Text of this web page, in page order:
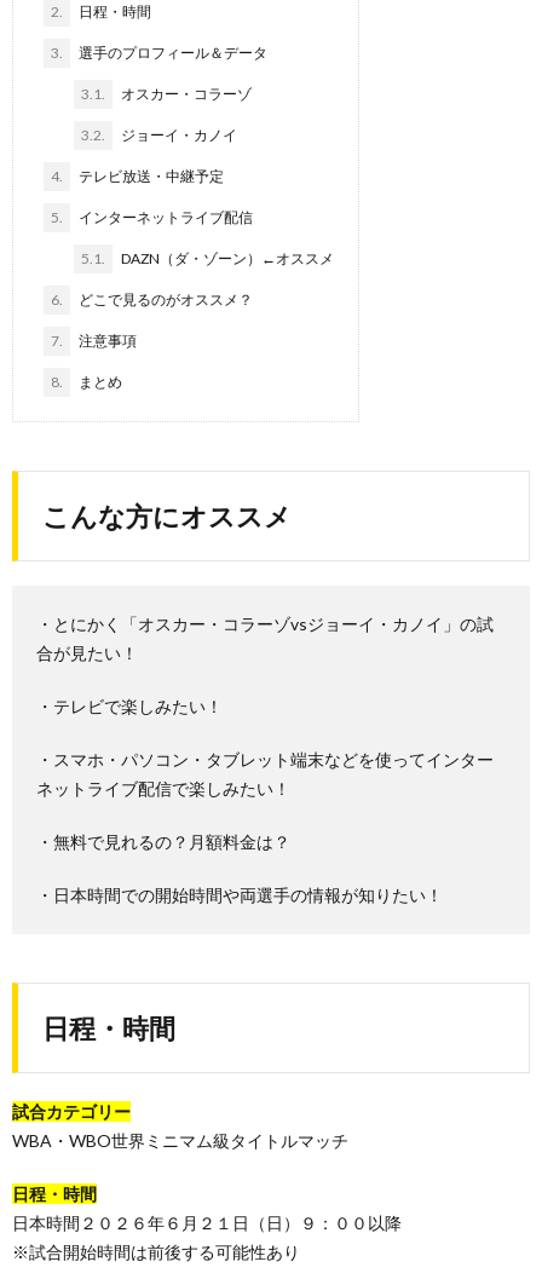
2. 日程・時間
3. 選手のプロフィール＆データ
3.1. オスカー・コラーゾ
3.2. ジョーイ・カノイ
4. テレビ放送・中継予定
5. インターネットライブ配信
5.1. DAZN（ダ・ゾーン）←オススメ
6. どこで見るのがオススメ？
7. 注意事項
8. まとめ
こんな方にオススメ
・とにかく「オスカー・コラーゾvsジョーイ・カノイ」の試
合が見たい！
・テレビで楽しみたい！
・スマホ・パソコン・タブレット端末などを使ってインター
ネットライブ配信で楽しみたい！
・無料で見れるの？月額料金は？
・日本時間での開始時間や両選手の情報が知りたい！
日程・時間
試合カテゴリー
WBA・WBO世界ミニマム級タイトルマッチ
日程・時間
日本時間２０２６年６月２１日（日）９：００以降
※試合開始時間は前後する可能性あり